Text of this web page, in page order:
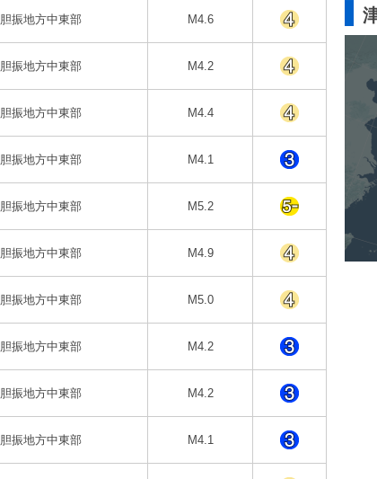
胆振地方中東部 M4.6
胆振地方中東部 M4.2
胆振地方中東部 M4.4
胆振地方中東部 M4.1
胆振地方中東部 M5.2
胆振地方中東部 M4.9
胆振地方中東部 M5.0
胆振地方中東部 M4.2
胆振地方中東部 M4.2
胆振地方中東部 M4.1